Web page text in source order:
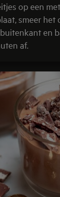
op een
smeer het
en
af.